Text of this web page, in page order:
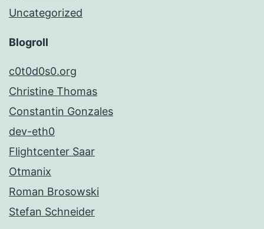
Uncategorized
Blogroll
c0t0d0s0.org
Christine Thomas
Constantin Gonzales
dev-eth0
Flightcenter Saar
Otmanix
Roman Brosowski
Stefan Schneider